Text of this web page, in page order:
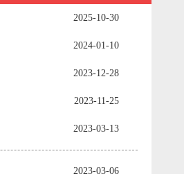
2025-10-30
2024-01-10
2023-12-28
2023-11-25
2023-03-13
2023-03-06